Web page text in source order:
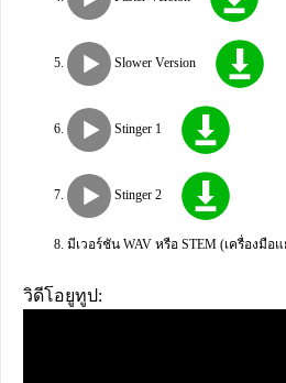
Slower Version
Stinger 1
Stinger 2
มีเวอร์ชัน WAV หรือ STEM (เครื่องมื
วิดีโอยูทูป: